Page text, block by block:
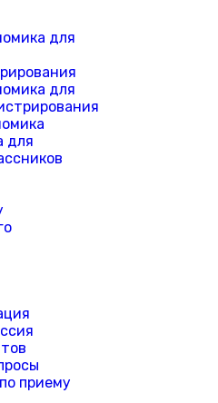
для
для
для
приему